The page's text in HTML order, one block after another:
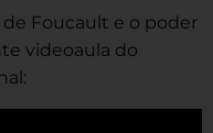
de Foucault e o poder
videoaula do